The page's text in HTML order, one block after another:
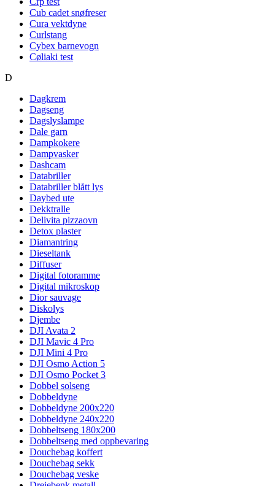
Cub cadet snøfreser
Cura vektdyne
Curlstang
Cybex barnevogn
Cøliaki test
D
Dagkrem
Dagseng
Dagslyslampe
Dale garn
Dampkokere
Dampvasker
Dashcam
Databriller
Databriller blått lys
Daybed ute
Dekktralle
Delivita pizzaovn
Detox plaster
Diamantring
Dieseltank
Diffuser
Digital fotoramme
Digital mikroskop
Dior sauvage
Diskolys
Djembe
DJI Avata 2
DJI Mavic 4 Pro
DJI Mini 4 Pro
DJI Osmo Action 5
DJI Osmo Pocket 3
Dobbel solseng
Dobbeldyne
Dobbeldyne 200x220
Dobbeldyne 240x220
Dobbeltseng 180x200
Dobbeltseng med oppbevaring
Douchebag koffert
Douchebag sekk
Douchebag veske